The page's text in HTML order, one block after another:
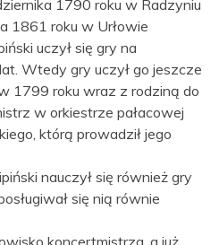
1790 roku w Radzyniu
1861 roku w Urłowie
uczył się gry na
Wtedy gry uczył go jeszcze
1799 roku wraz z rodziną do
w orkiestrze pałacowej
którą prowadził jego
nauczył się również gry
się nią równie